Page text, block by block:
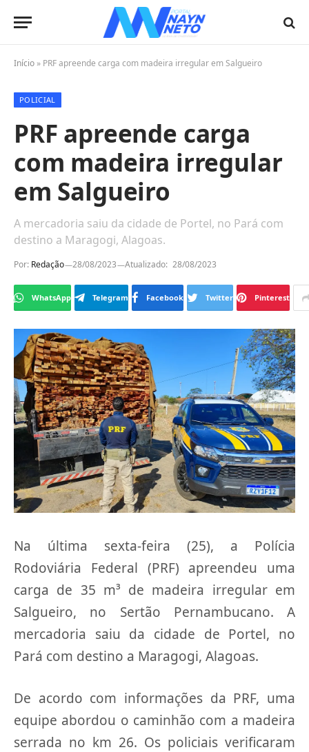
Início » PRF apreende carga com madeira irregular em Salgueiro
POLICIAL
PRF apreende carga
com madeira irregular
em Salgueiro
A mercadoria saiu da cidade de Portel, no Pará com
destino a Maragogi, Alagoas.
Por: Redação 28/08/2023 Atualizado: 28/08/2023
WhatsApp Telegram Facebook Twitter Pinterest
Na última sexta-feira (25), a Polícia
Rodoviária Federal (PRF) apreendeu uma
carga de 35 m³ de madeira irregular em
Salgueiro, no Sertão Pernambucano. A
mercadoria saiu da cidade de Portel, no
Pará com destino a Maragogi, Alagoas.
De acordo com informações da PRF, uma
equipe abordou o caminhão com a madeira
serrada no km 26. Os policiais verificaram